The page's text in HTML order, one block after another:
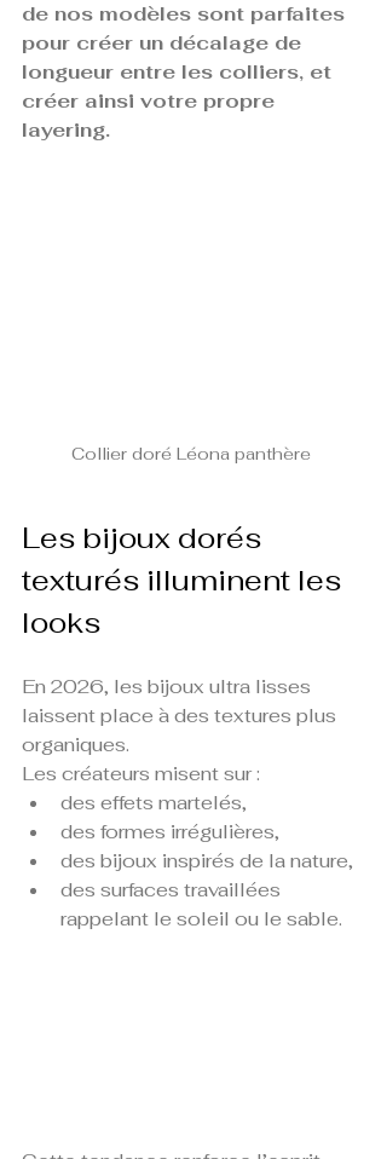
de nos modèles sont parfaites
pour créer un décalage de
longueur entre les colliers, et
créer ainsi votre propre
layering.
Collier doré Léona panthère
Les bijoux dorés
texturés illuminent les
looks
En 2026, les bijoux ultra lisses
laissent place à des textures plus
organiques.
Les créateurs misent sur :
des effets martelés,
des formes irrégulières,
des bijoux inspirés de la nature,
des surfaces travaillées
rappelant le soleil ou le sable.